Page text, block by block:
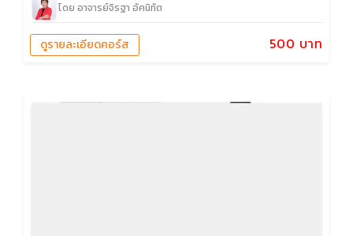
โดย อาจารย์จิรฐา อัคนิทัต
500 บาท
ดูรายละเอียดคอร์ส